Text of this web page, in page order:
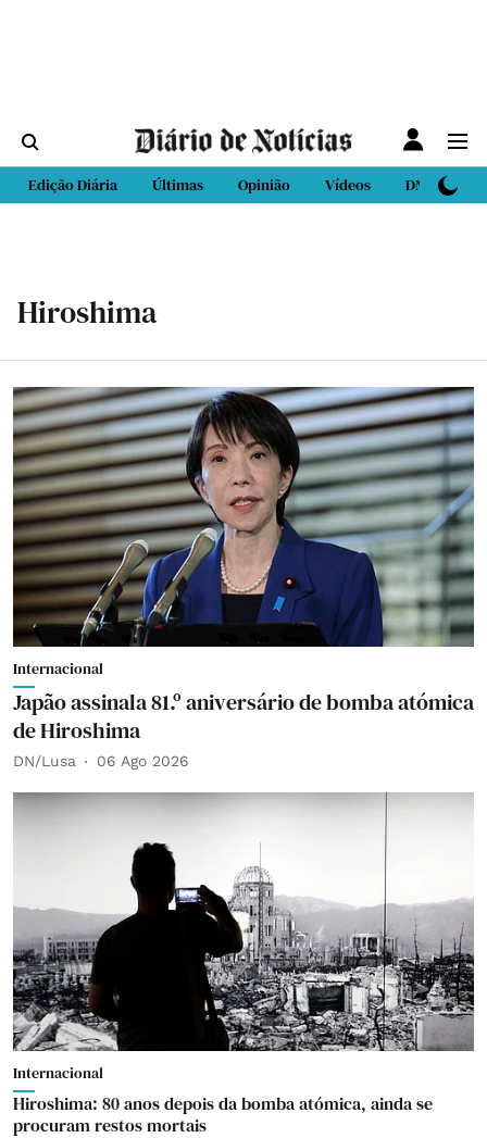
Edição Diária Últimas Opinião Vídeos DN Sport
Hiroshima
Internacional
Japão assinala 81.º aniversário de bomba atómica
de Hiroshima
DN/Lusa 06 Ago 2026
Internacional
Hiroshima: 80 anos depois da bomba atómica, ainda se
procuram restos mortais